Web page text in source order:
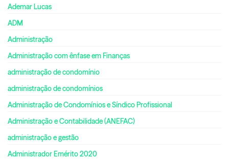
Ademar Lucas
ADM
Administração
Administração com ênfase em Finanças
administração de condomínio
administração de condomínios
Administração de Condomínios e Síndico Profissional
Administração e Contabilidade (ANEFAC)
administração e gestão
Administrador Emérito 2020